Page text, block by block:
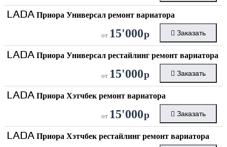
LADA Приора Универсал ремонт вариатора
от 15'000р Заказать
LADA Приора Универсал рестайлинг ремонт вариатора
от 15'000р Заказать
LADA Приора Хэтчбек ремонт вариатора
от 15'000р Заказать
LADA Приора Хэтчбек рестайлинг ремонт вариатора